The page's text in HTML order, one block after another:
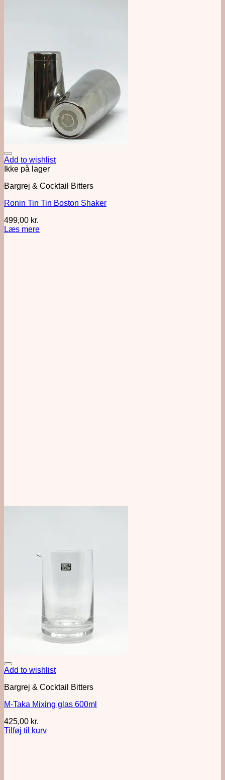
Add to wishlist
Ikke på lager
Bargrej & Cocktail Bitters
Ronin Tin Tin Boston Shaker
499,00 kr.
Læs mere
Add to wishlist
Bargrej & Cocktail Bitters
M-Taka Mixing glas 600ml
425,00 kr.
Tilføj til kurv